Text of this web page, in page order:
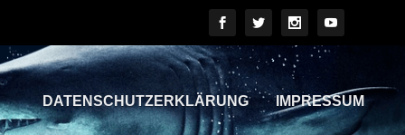
DATENSCHUTZERKLÄRUNG IMPRESSUM